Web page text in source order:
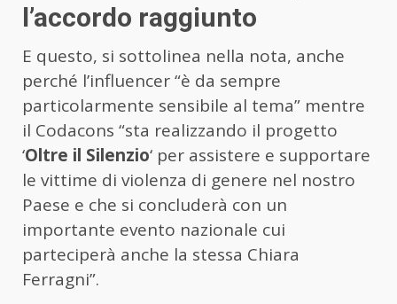
l’accordo raggiunto
E questo, si sottolinea nella nota, anche
perché l’influencer “è da sempre
particolarmente sensibile al tema” mentre
il Codacons “sta realizzando il progetto
‘Oltre il Silenzio‘ per assistere e supportare
le vittime di violenza di genere nel nostro
Paese e che si concluderà con un
importante evento nazionale cui
parteciperà anche la stessa Chiara
Ferragni”.